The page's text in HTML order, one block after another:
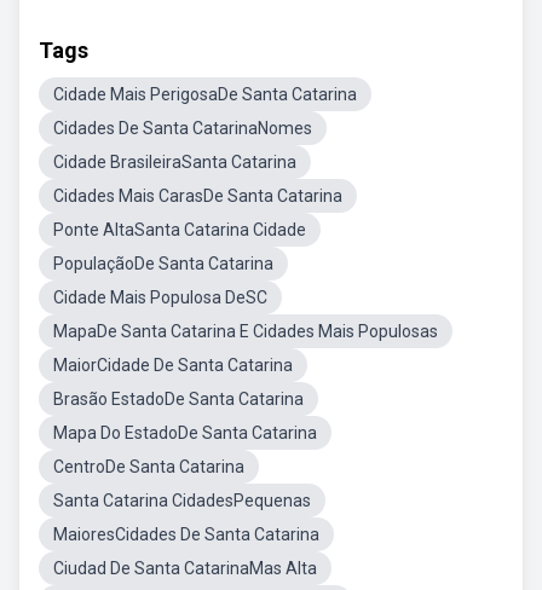
Tags
Cidade Mais PerigosaDe Santa Catarina
Cidades De Santa CatarinaNomes
Cidade BrasileiraSanta Catarina
Cidades Mais CarasDe Santa Catarina
Ponte AltaSanta Catarina Cidade
PopulaçãoDe Santa Catarina
Cidade Mais Populosa DeSC
MapaDe Santa Catarina E Cidades Mais Populosas
MaiorCidade De Santa Catarina
Brasão EstadoDe Santa Catarina
Mapa Do EstadoDe Santa Catarina
CentroDe Santa Catarina
Santa Catarina CidadesPequenas
MaioresCidades De Santa Catarina
Ciudad De Santa CatarinaMas Alta